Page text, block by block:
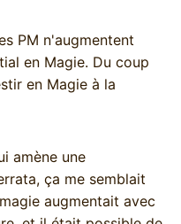
PM n'augmentent
en Magie. Du coup
en Magie à la
amène une
ça me semblait
augmentait avec